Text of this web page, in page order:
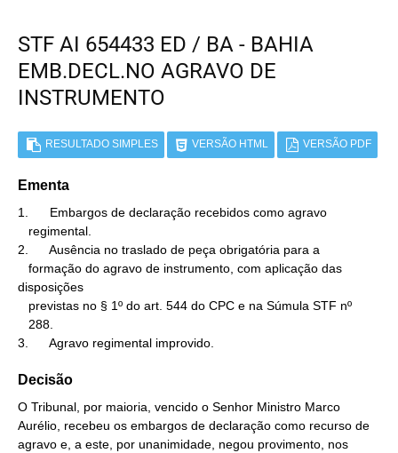
STF AI 654433 ED / BA - BAHIA
EMB.DECL.NO AGRAVO DE
INSTRUMENTO
RESULTADO SIMPLES VERSÃO HTML VERSÃO PDF
Ementa
1.      Embargos de declaração recebidos como agravo
2.      Ausência no traslado de peça obrigatória para a
disposições
3.      Agravo regimental improvido.
Decisão
O Tribunal, por maioria, vencido o Senhor Ministro Marco
Aurélio, recebeu os embargos de declaração como recurso de
agravo e, a este, por unanimidade, negou provimento, nos